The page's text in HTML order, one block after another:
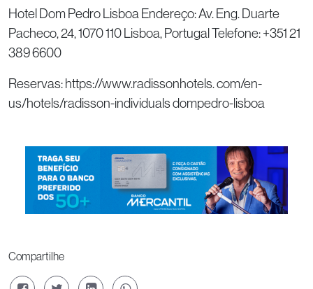
Hotel Dom Pedro Lisboa Endereço: Av. Eng. Duarte
Pacheco, 24, 1070 110 Lisboa, Portugal Telefone: +351 21
389 6600
Reservas: https://www.radissonhotels. com/en-
us/hotels/radisson-individuals dompedro-lisboa
Compartilhe